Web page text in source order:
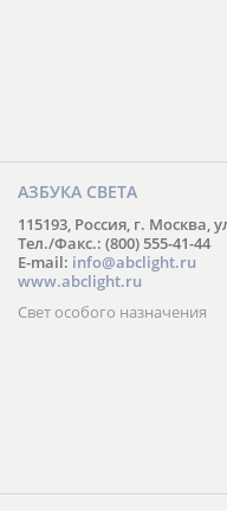
АЗБУКА СВЕТА
115193, Россия, г. Москва,
Тел./Факс.: (800) 555-41-44
E-mail: info@abclight.ru
www.abclight.ru
Свет особого назначения